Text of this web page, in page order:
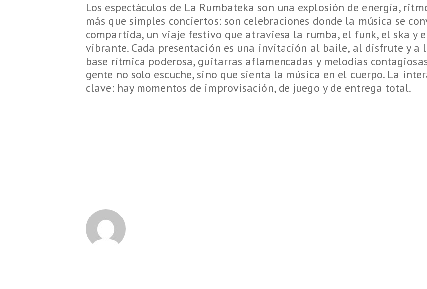
Los espectáculos de La Rumbateka son una explosión de energía,
más que simples conciertos: son celebraciones donde la música se
compartida, un viaje festivo que atraviesa la rumba, el funk, el ska y
vibrante. Cada presentación es una invitación al baile, al disfrute y a
base rítmica poderosa, guitarras aflamencadas y melodías
gente no solo escuche, sino que sienta la música en el cuerpo. La
clave: hay momentos de improvisación, de juego y de entrega total.